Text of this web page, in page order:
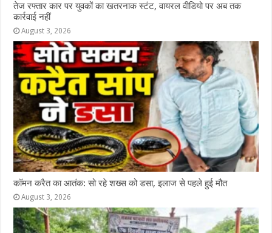
तेज रफ्तार कार पर युवकों का खतरनाक स्टंट, वायरल वीडियो पर अब तक
कार्रवाई नहीं
August 3, 2026
कॉमन करैत का आतंक: सो रहे शख्स को डसा, इलाज से पहले हुई मौत
August 3, 2026